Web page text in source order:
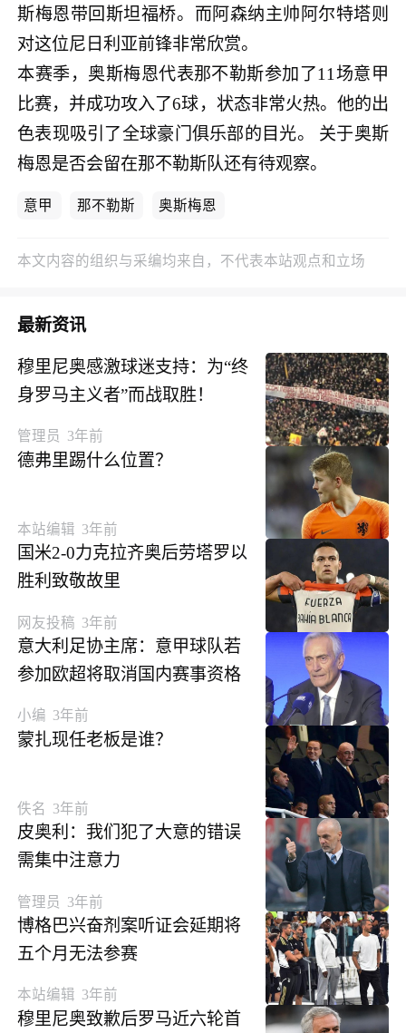
斯梅恩带回斯坦福桥。而阿森纳主帅阿尔特塔则
对这位尼日利亚前锋非常欣赏。
本赛季，奥斯梅恩代表那不勒斯参加了11场意甲
比赛，并成功攻入了6球，状态非常火热。他的出
色表现吸引了全球豪门俱乐部的目光。 关于奥斯
梅恩是否会留在那不勒斯队还有待观察。
意甲 那不勒斯 奥斯梅恩
本文内容的组织与采编均来自，不代表本站观点和立场
最新资讯
穆里尼奥感激球迷支持：为“终
身罗马主义者”而战取胜！
管理员 3年前
德弗里踢什么位置？
本站编辑 3年前
国米2-0力克拉齐奥后劳塔罗以
胜利致敬故里
网友投稿 3年前
意大利足协主席：意甲球队若
参加欧超将取消国内赛事资格
小编 3年前
蒙扎现任老板是谁？
佚名 3年前
皮奥利：我们犯了大意的错误
需集中注意力
管理员 3年前
博格巴兴奋剂案听证会延期将
五个月无法参赛
本站编辑 3年前
穆里尼奥致歉后罗马近六轮首